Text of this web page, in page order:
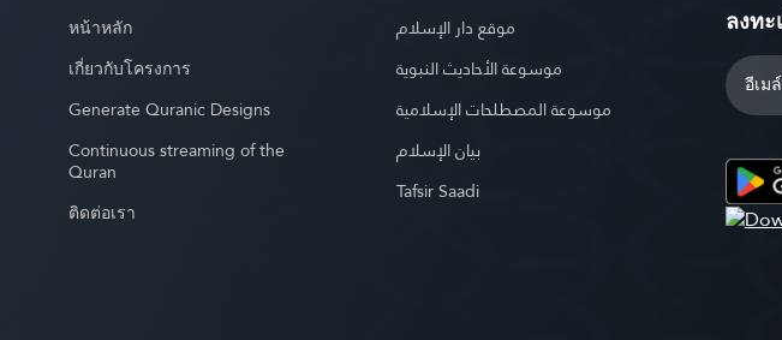
หน้าหลัก
เกี่ยวกับโครงการ
Generate Quranic Designs
Continuous streaming of the
Quran
ติดต่อเรา
موقع دار الإسلام
موسوعة الأحاديث النبوية
موسوعة المصطلحات الإسلامية
بيان الإسلام
Tafsir Saadi
ลงท